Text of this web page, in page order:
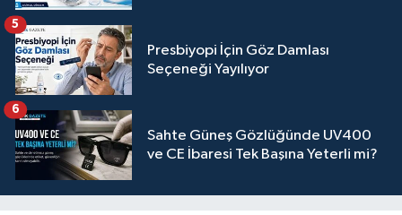
Presbiyopi İçin Göz Damlası
Seçeneği Yayılıyor
5
Sahte Güneş Gözlüğünde UV400
ve CE İbaresi Tek Başına Yeterli mi?
6